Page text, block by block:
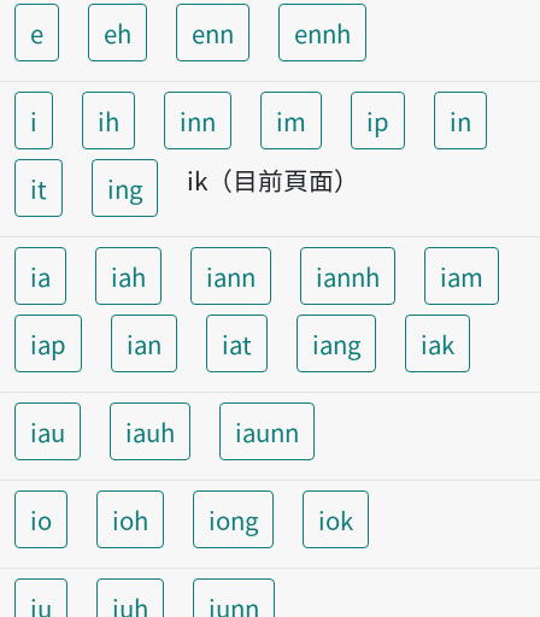
e eh enn ennh
i ih inn im ip
in
it
ing ik（目前頁面）
ia iah iann iannh
iam
iap
ian iat iang iak
iau iauh iaunn
io ioh iong iok
iu iuh iunn